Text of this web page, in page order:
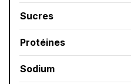
Sucres
Protéines
Sodium